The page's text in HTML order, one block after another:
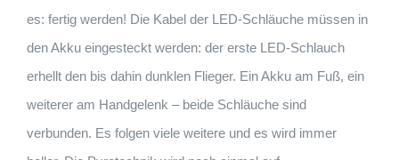
es: fertig werden! Die Kabel der LED-Schläuche müssen in
den Akku eingesteckt werden: der erste LED-Schlauch
erhellt den bis dahin dunklen Flieger. Ein Akku am Fuß, ein
weiterer am Handgelenk – beide Schläuche sind
verbunden. Es folgen viele weitere und es wird immer